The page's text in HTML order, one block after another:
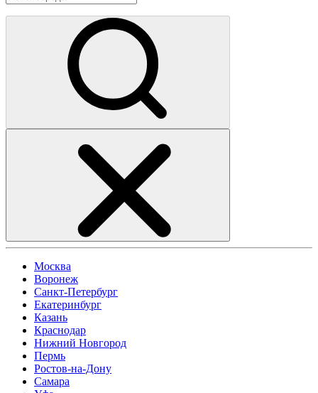
Москва
Воронеж
Санкт-Петербург
Екатеринбург
Казань
Краснодар
Нижний Новгород
Пермь
Ростов-на-Дону
Самара